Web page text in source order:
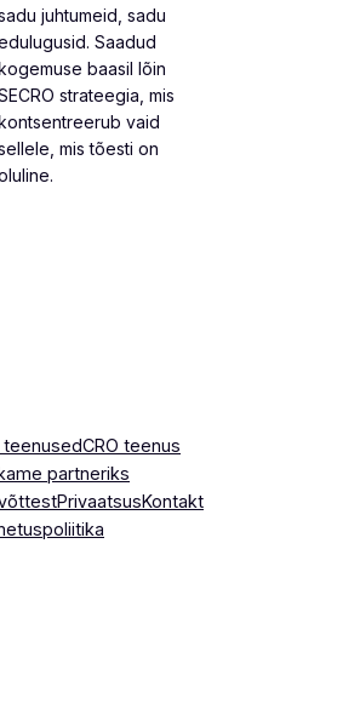
juhtumeid, sadu
Saadud
baasil lõin
strateegia, mis
vaid
mis tõesti on
teenusedCRO teenus
partneriks
PrivaatsusKontakt